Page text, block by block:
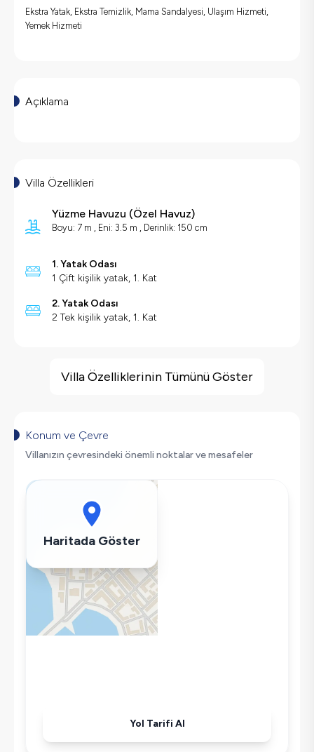
Ekstra Yatak, Ekstra Temizlik, Mama Sandalyesi, Ulaşım Hizmeti,
Yemek Hizmeti
Açıklama
Villa Özellikleri
Yüzme Havuzu (Özel Havuz)
Boyu: 7 m , Eni: 3.5 m , Derinlik: 150 cm
1. Yatak Odası
1 Çift kişilik yatak, 1. Kat
2. Yatak Odası
2 Tek kişilik yatak, 1. Kat
Barbekü
Salıncak
Korunaklı Havuz
Bulaşık Makinesi
Çamaşır Makinesi
Wifi / İnternet
Tost Makinesi
Mikrodalga
Kettle
Villa Özelliklerinin Tümünü Göster
Konum ve Çevre
Villanızın çevresindeki önemli noktalar ve mesafeler
Haritada Göster
Yol Tarifi Al